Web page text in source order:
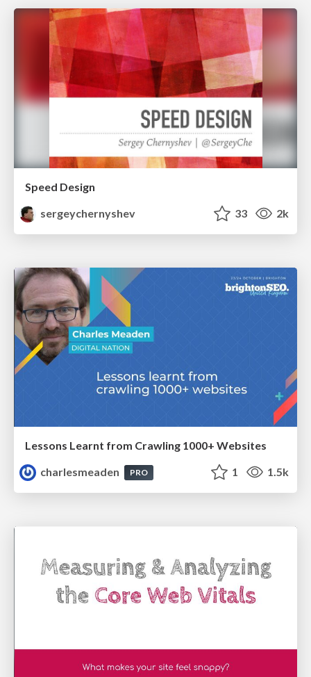
Speed Design
sergeychernyshev
33 2k
Lessons Learnt from Crawling 1000+ Websites
charlesmeaden
PRO 1 1.5k